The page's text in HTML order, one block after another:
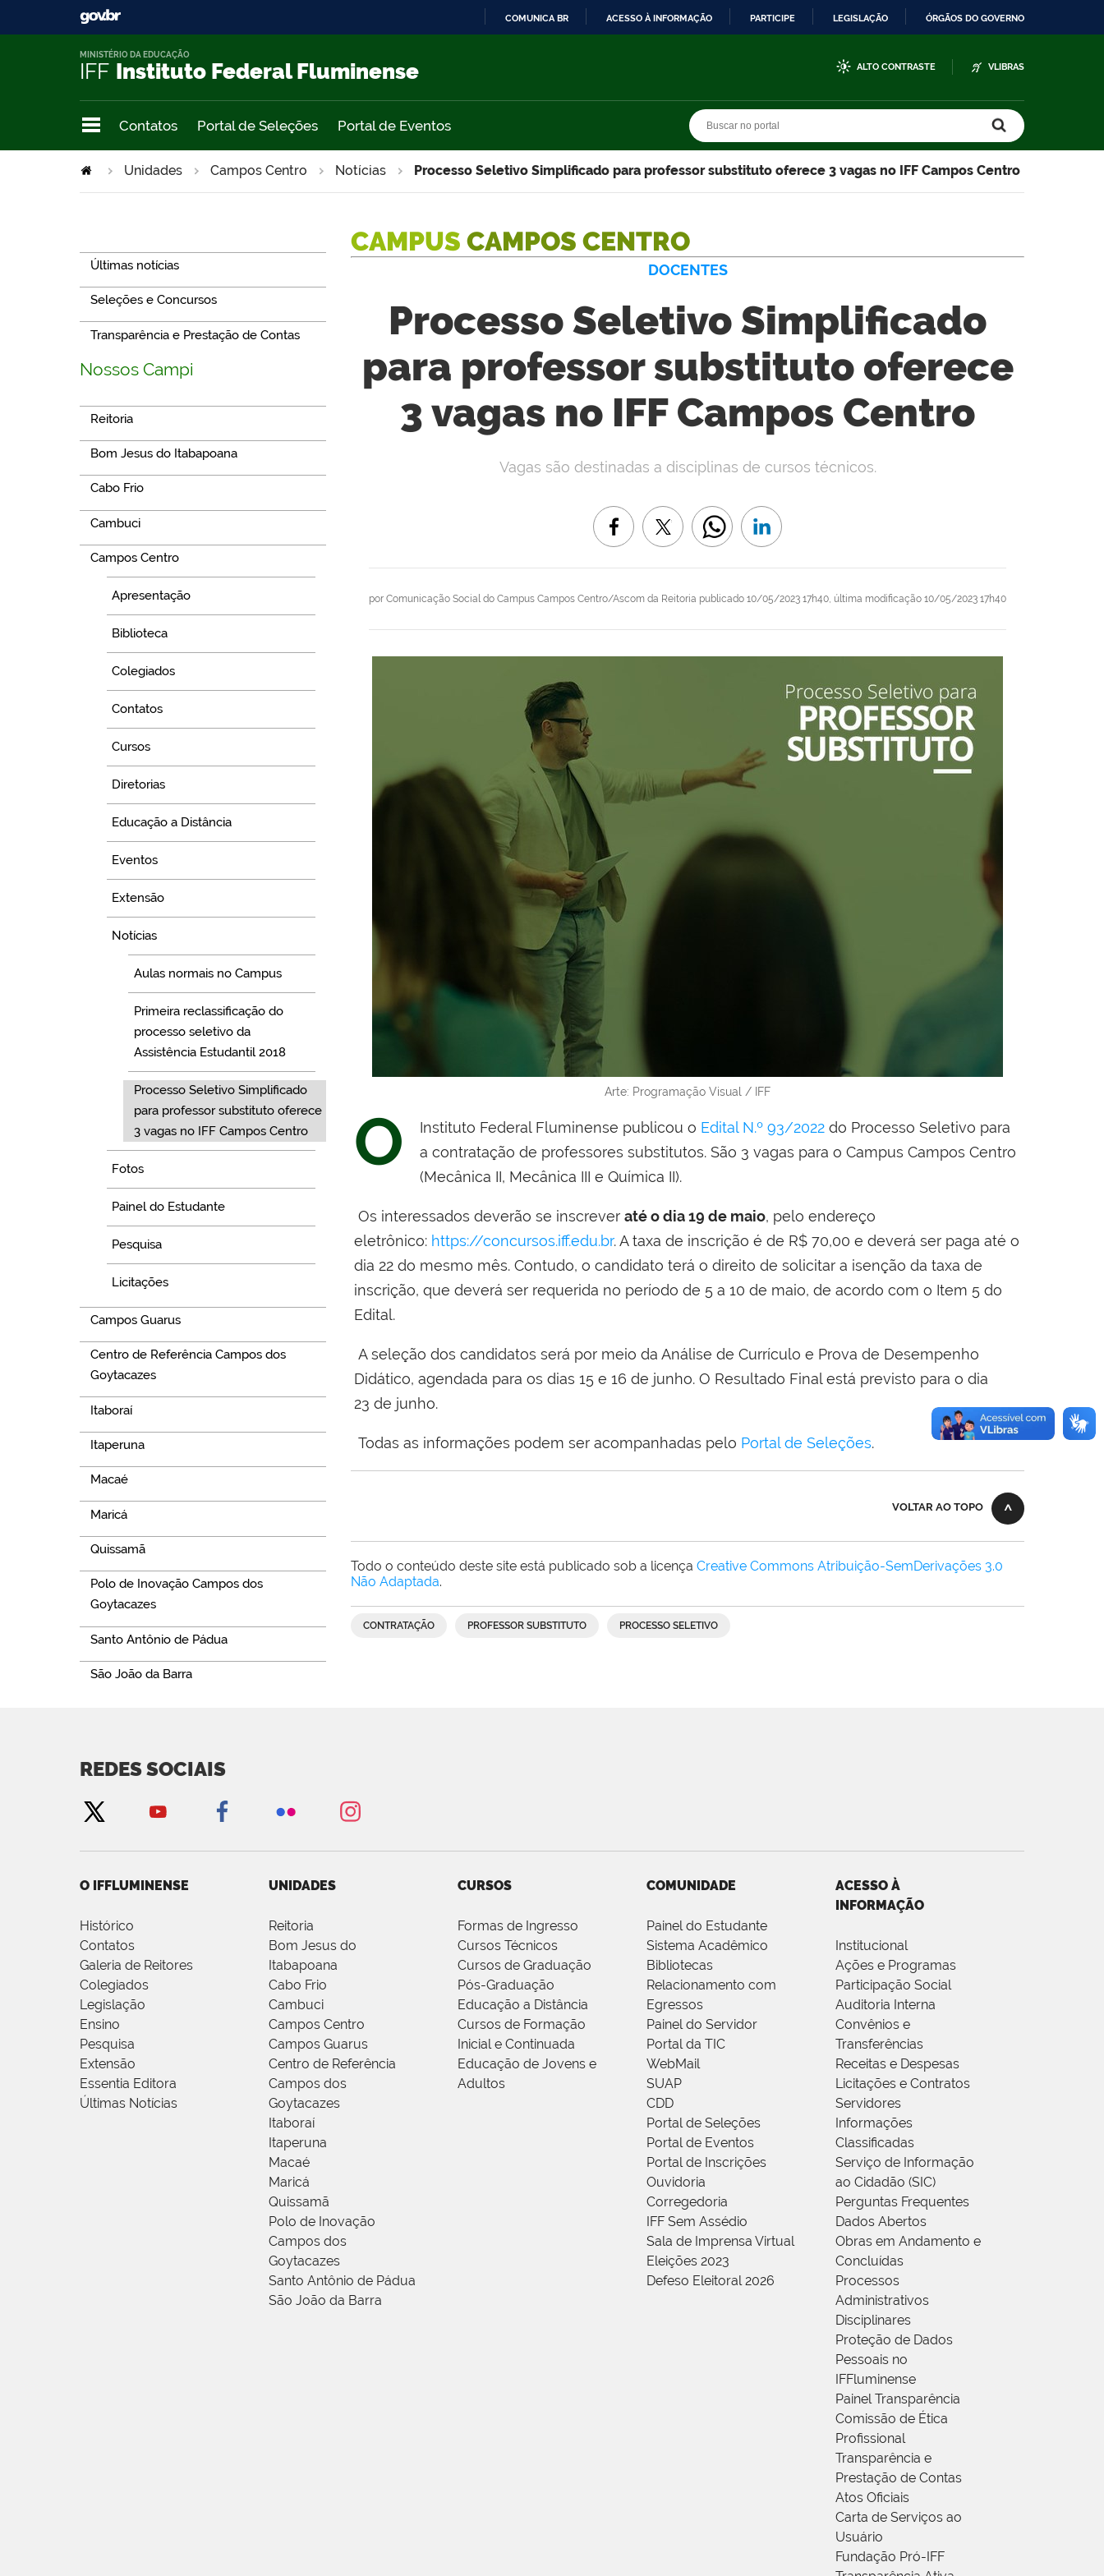
COMUNICA BR ACESSO À INFORMAÇÃO PARTICIPE LEGISLAÇÃO ÓRGÃOS DO GOVERNO
IFF Instituto Federal Fluminense
MINISTÉRIO DA EDUCAÇÃO
ALTO CONTRASTE VLIBRAS
Contatos Portal de Seleções Portal de Eventos
Unidades Campos Centro Notícias Processo Seletivo Simplificado para professor substituto oferece 3 vagas no IFF Campos Centro
Últimas notícias
Seleções e Concursos
Transparência e Prestação de Contas
Nossos Campi
Reitoria
Bom Jesus do Itabapoana
Cabo Frio
Cambuci
Campos Centro
Apresentação
Biblioteca
Colegiados
Contatos
Cursos
Diretorias
Educação a Distância
Eventos
Extensão
Notícias
Aulas normais no Campus
Primeira reclassificação do
processo seletivo da
Assistência Estudantil 2018
Processo Seletivo Simplificado
para professor substituto oferece
3 vagas no IFF Campos Centro
Fotos
Painel do Estudante
Pesquisa
Licitações
Campos Guarus
Centro de Referência Campos dos
Goytacazes
Itaboraí
Itaperuna
Macaé
Maricá
Quissamã
Polo de Inovação Campos dos
Goytacazes
Santo Antônio de Pádua
São João da Barra
CAMPUS CAMPOS CENTRO
DOCENTES
Processo Seletivo Simplificado
para professor substituto oferece
3 vagas no IFF Campos Centro
por Comunicação Social do Campus Campos Centro/Ascom da Reitoria publicado 10/05/2023 17h40, última modificação 10/05/2023 17h40
Vagas são destinadas a disciplinas de cursos técnicos.
Arte: Programação Visual / IFF
O Instituto Federal Fluminense publicou o Edital N.º 93/2022 do Processo Seletivo para
a contratação de professores substitutos. São 3 vagas para o Campus Campos Centro
(Mecânica II, Mecânica III e Química II).
Os interessados deverão se inscrever até o dia 19 de maio, pelo endereço
eletrônico: https://concursos.iff.edu.br. A taxa de inscrição é de R$ 70,00 e deverá ser paga até o
dia 22 do mesmo mês. Contudo, o candidato terá o direito de solicitar a isenção da taxa de
inscrição, que deverá ser requerida no período de 5 a 10 de maio, de acordo com o Item 5 do
Edital.
A seleção dos candidatos será por meio da Análise de Currículo e Prova de Desempenho
Didático, agendada para os dias 15 e 16 de junho. O Resultado Final está previsto para o dia
23 de junho.
Todas as informações podem ser acompanhadas pelo Portal de Seleções.
VOLTAR AO TOPO
Todo o conteúdo deste site está publicado sob a licença Creative Commons Atribuição-SemDerivações 3.0
Não Adaptada.
CONTRATAÇÃO PROFESSOR SUBSTITUTO PROCESSO SELETIVO
REDES SOCIAIS
O IFFLUMINENSE
Histórico
Contatos
Galeria de Reitores
Colegiados
Legislação
Ensino
Pesquisa
Extensão
Essentia Editora
Últimas Notícias
UNIDADES
Reitoria
Bom Jesus do
Itabapoana
Cabo Frio
Cambuci
Campos Centro
Campos Guarus
Centro de Referência
Campos dos
Goytacazes
Itaboraí
Itaperuna
Macaé
Maricá
Quissamã
Polo de Inovação
Campos dos
Goytacazes
Santo Antônio de Pádua
São João da Barra
CURSOS
Formas de Ingresso
Cursos Técnicos
Cursos de Graduação
Pós-Graduação
Educação a Distância
Cursos de Formação
Inicial e Continuada
Educação de Jovens e
Adultos
COMUNIDADE
Painel do Estudante
Sistema Acadêmico
Bibliotecas
Relacionamento com
Egressos
Painel do Servidor
Portal da TIC
WebMail
SUAP
CDD
Portal de Seleções
Portal de Eventos
Portal de Inscrições
Ouvidoria
Corregedoria
IFF Sem Assédio
Sala de Imprensa Virtual
Eleições 2023
Defeso Eleitoral 2026
ACESSO À
INFORMAÇÃO
Institucional
Ações e Programas
Participação Social
Auditoria Interna
Convênios e
Transferências
Receitas e Despesas
Licitações e Contratos
Servidores
Informações
Classificadas
Serviço de Informação
ao Cidadão (SIC)
Perguntas Frequentes
Dados Abertos
Obras em Andamento e
Concluídas
Processos
Administrativos
Disciplinares
Proteção de Dados
Pessoais no
IFFluminense
Painel Transparência
Comissão de Ética
Profissional
Transparência e
Prestação de Contas
Atos Oficiais
Carta de Serviços ao
Usuário
Fundação Pró-IFF